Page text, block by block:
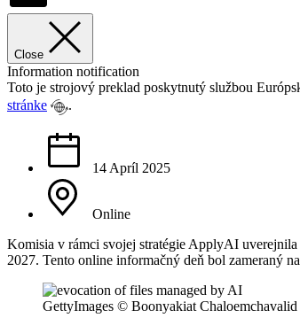
Close
Information notification
Toto je strojový preklad poskytnutý službou
stránke
.
14 Apríl 2025
Online
Komisia v rámci svojej stratégie ApplyAI
2027. Tento online informačný deň bol zameraný
GettyImages © Boonyakiat Chaloemchavalid